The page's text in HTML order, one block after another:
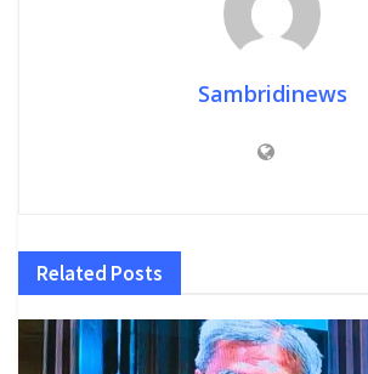
Sambridinews
Related Posts